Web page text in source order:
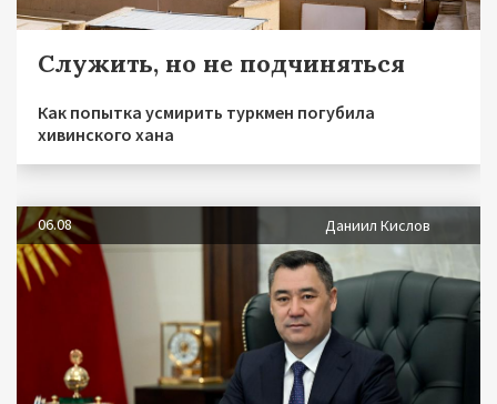
Служить, но не подчиняться
Как попытка усмирить туркмен погубила
хивинского хана
06.08 Даниил Кислов